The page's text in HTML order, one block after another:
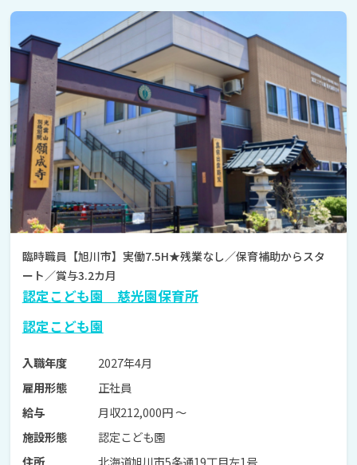
臨時職員【旭川市】実働7.5H★残業なし／保育補助からスタ
ート／賞与3.2カ月
認定こども園 慈光園保育所
認定こども園
入職年度
2027年4月
雇用形態
正社員
給与
月収212,000円 〜
施設形態
認定こども園
住所
北海道旭川市5条通19丁目左1号